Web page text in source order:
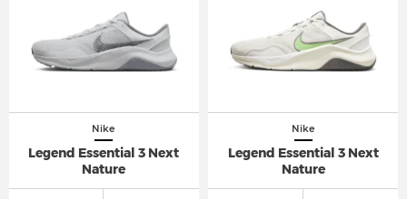
Nike
Legend Essential 3 Next
Nature
Nike
Legend Essential 3 Next
Nature